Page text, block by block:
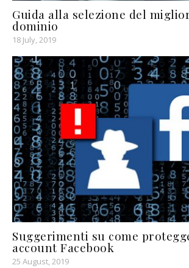
Guida alla selezione del
dominio
18 July, 2019
Suggerimenti su come
account Facebook
25 August, 2019